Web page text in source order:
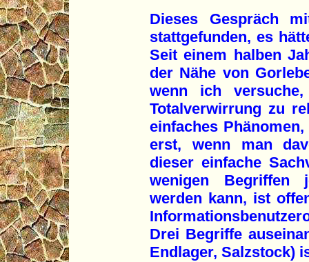
Dieses Gespräch
stattgefunden, es
Seit einem halben
der Nähe von
wenn ich
Totalverwirrung zu
einfaches
erst, wenn man
dieser einfache
wenigen Begriffen
werden kann, ist
Drei Begriffe
Endlager, Salzstock)